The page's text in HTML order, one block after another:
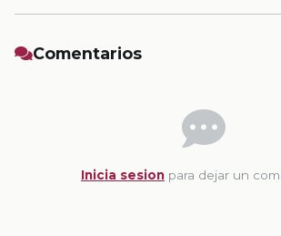
Comentarios
Inicia sesion para dejar un